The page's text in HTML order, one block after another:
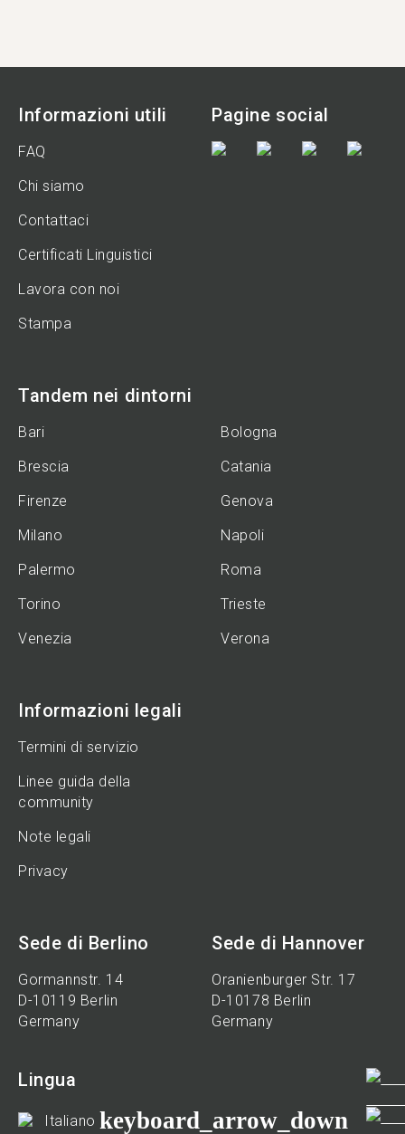
Informazioni utili
FAQ
Chi siamo
Contattaci
Certificati Linguistici
Lavora con noi
Stampa
Pagine social
Tandem nei dintorni
Bari
Bologna
Brescia
Catania
Firenze
Genova
Milano
Napoli
Palermo
Roma
Torino
Trieste
Venezia
Verona
Informazioni legali
Termini di servizio
Linee guida della
community
Note legali
Privacy
Sede di Berlino
Gormannstr. 14
D-10119 Berlin
Germany
Sede di Hannover
Oranienburger Str. 17
D-10178 Berlin
Germany
Lingua
Italiano keyboard_arrow_down